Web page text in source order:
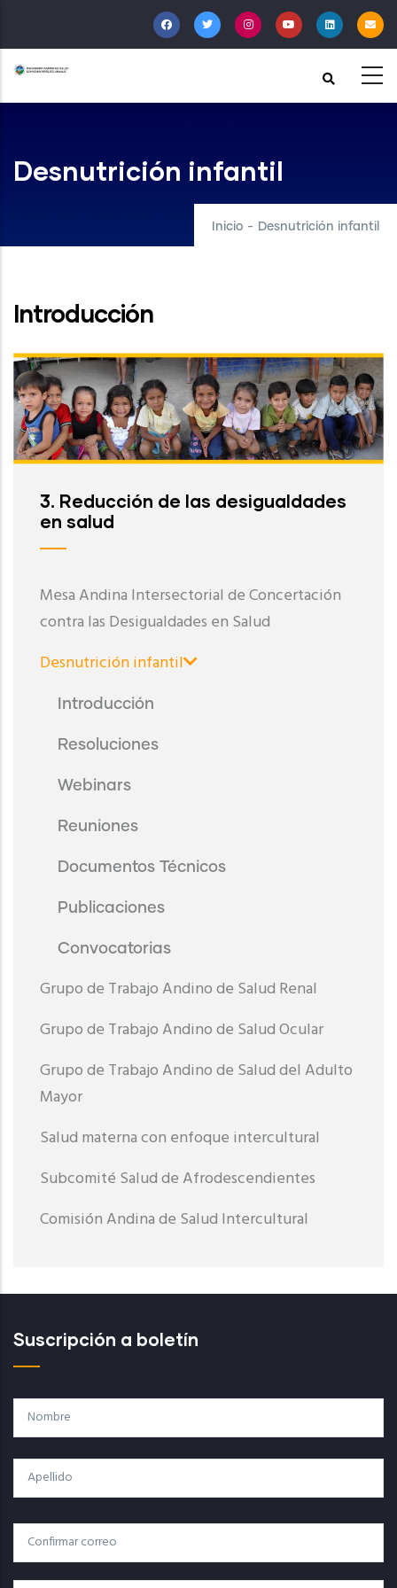
al
contenido
principal
Desnutrición infantil
Inicio - Desnutrición infantil
Introducción
3. Reducción de las desigualdades
en salud
Mesa Andina Intersectorial de Concertación
contra las Desigualdades en Salud
Desnutrición infantil
Introducción
Resoluciones
Webinars
Reuniones
Documentos Técnicos
Publicaciones
Convocatorias
Grupo de Trabajo Andino de Salud Renal
Grupo de Trabajo Andino de Salud Ocular
Grupo de Trabajo Andino de Salud del Adulto
Mayor
Salud materna con enfoque intercultural
Subcomité Salud de Afrodescendientes
Comisión Andina de Salud Intercultural
Suscripción a boletín
Nombre
Apellido
Correo
Electrónico
Correo Electrónico